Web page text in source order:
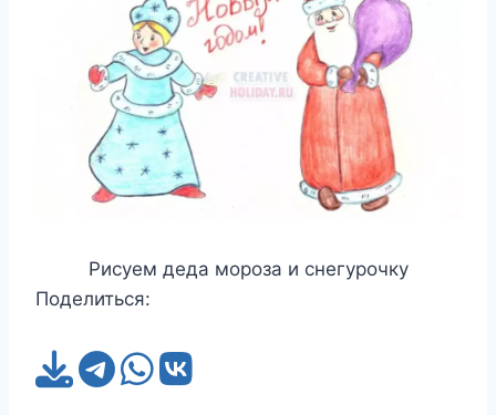
Рисуем деда мороза и снегурочку
Поделиться: